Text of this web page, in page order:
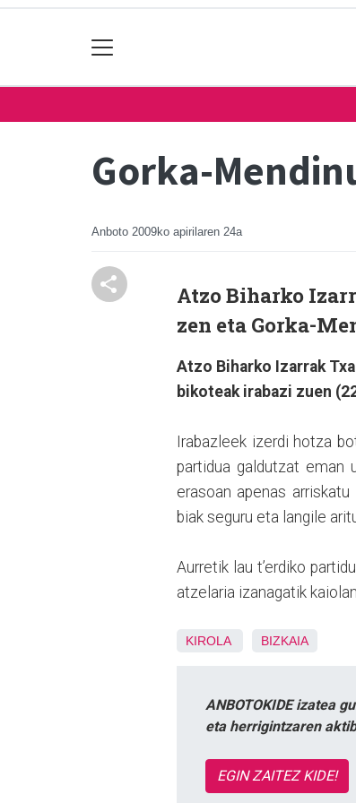
Gorka-
Anboto 2009ko apirilaren 24a
Atzo Biharko
zen eta Gorka-
Atzo Biharko Izarrak
bikoteak irabazi zuen
Irabazleek izerdi hotza
partidua galdutzat eman
erasoan apenas
biak seguru eta langile
Aurretik lau t’erdiko
atzelaria izanagatik
KIROLA BIZKAIA
ANBOTOKIDE izatea
eta herrigintzaren
EGIN ZAITEZ KIDE!